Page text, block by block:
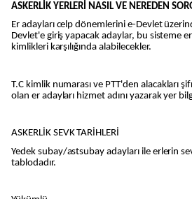
ASKERLİK YERLERİ NASIL VE NEREDEN
Er adayları celp dönemlerini e-Devlet
Devlet'e giriş yapacak adaylar, bu sisteme
kimlikleri karşılığında alabilecekler.
T.C kimlik numarası ve PTT'den alacakları
olan er adayları hizmet adını yazarak yer
ASKERLİK SEVK TARİHLERİ
Yedek subay/astsubay adayları ile erlerin
tablodadır.